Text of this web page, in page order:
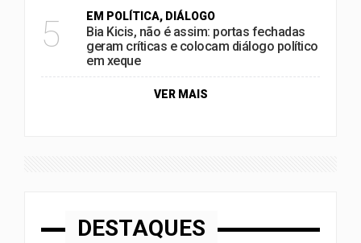
5 EM POLÍTICA, DIÁLOGO
Bia Kicis, não é assim: portas fechadas
geram críticas e colocam diálogo político
em xeque
VER MAIS
DESTAQUES